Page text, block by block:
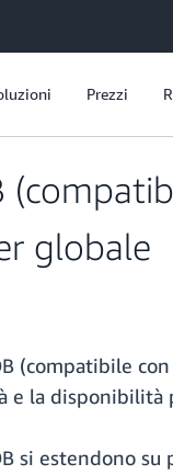
Prezzi
globale
(compatibile
e la
si estendono